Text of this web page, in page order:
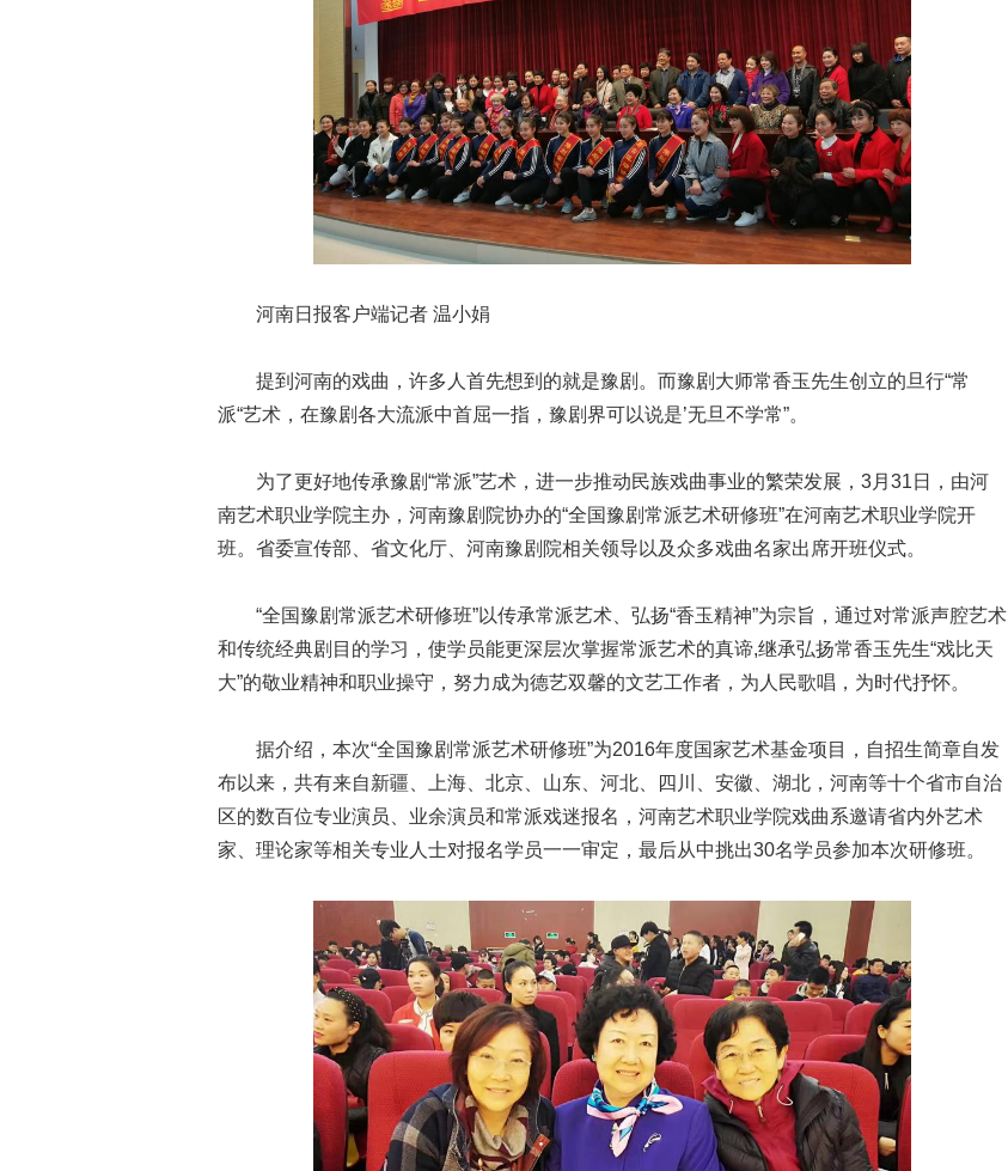
河南日报客户端记者 温小娟
提到河南的戏曲，许多人首先想到的就是豫剧。而豫剧大师常香玉先生创立的旦行“常
派“艺术，在豫剧各大流派中首屈一指，豫剧界可以说是’无旦不学常”。
为了更好地传承豫剧“常派”艺术，进一步推动民族戏曲事业的繁荣发展，3月31日，由河
南艺术职业学院主办，河南豫剧院协办的“全国豫剧常派艺术研修班”在河南艺术职业学院开
班。省委宣传部、省文化厅、河南豫剧院相关领导以及众多戏曲名家出席开班仪式。
“全国豫剧常派艺术研修班”以传承常派艺术、弘扬“香玉精神”为宗旨，通过对常派声腔艺术
和传统经典剧目的学习，使学员能更深层次掌握常派艺术的真谛,继承弘扬常香玉先生“戏比天
大”的敬业精神和职业操守，努力成为德艺双馨的文艺工作者，为人民歌唱，为时代抒怀。
据介绍，本次“全国豫剧常派艺术研修班”为2016年度国家艺术基金项目，自招生简章自发
布以来，共有来自新疆、上海、北京、山东、河北、四川、安徽、湖北，河南等十个省市自治
区的数百位专业演员、业余演员和常派戏迷报名，河南艺术职业学院戏曲系邀请省内外艺术
家、理论家等相关专业人士对报名学员一一审定，最后从中挑出30名学员参加本次研修班。